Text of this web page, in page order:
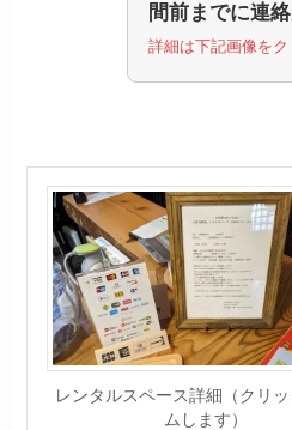
間前までに連
詳細は下記画像をク
レンタルスペース詳細（クリ
ムします）